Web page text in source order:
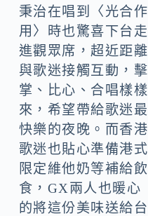
秉治在唱到〈光合作
用〉時也驚喜下台走
進觀眾席，超近距離
與歌迷接觸互動，擊
掌、比心、合唱樣樣
來，希望帶給歌迷最
快樂的夜晚。而香港
歌迷也貼心準備港式
限定維他奶等補給飲
食，GX兩人也暖心
的將這份美味送給台